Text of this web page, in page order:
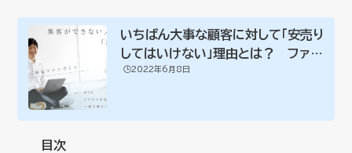
いちばん大事な顧客に対して「安売り
してはいけない」理由とは？ ファン
の心理を...
🕒️2022年6月8日
目次